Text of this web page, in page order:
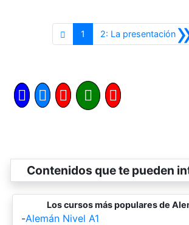
1 2: La presentación
Contenidos que te pueden
Los cursos más populares de
-Alemán Nivel A1